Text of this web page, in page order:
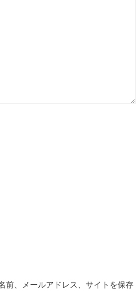
前、メールアドレス、サイトを保存